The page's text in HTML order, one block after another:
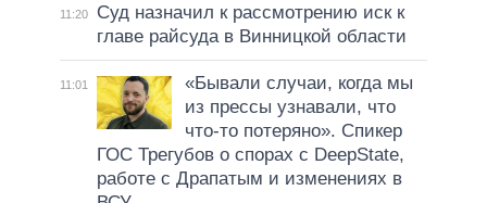
11:20
Суд назначил к рассмотрению иск к
главе райсуда в Винницкой области
11:01
«Бывали случаи, когда мы
из прессы узнавали, что
что-то потеряно». Спикер
ГОС Трегубов о спорах с DeepState,
работе с Драпатым и изменениях в